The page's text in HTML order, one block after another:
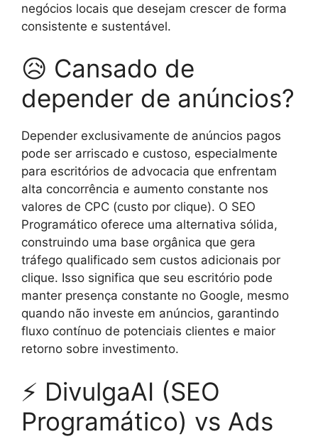
negócios locais que desejam crescer de forma
consistente e sustentável.
😥 Cansado de
depender de anúncios?
Depender exclusivamente de anúncios pagos
pode ser arriscado e custoso, especialmente
para escritórios de advocacia que enfrentam
alta concorrência e aumento constante nos
valores de CPC (custo por clique). O SEO
Programático oferece uma alternativa sólida,
construindo uma base orgânica que gera
tráfego qualificado sem custos adicionais por
clique. Isso significa que seu escritório pode
manter presença constante no Google, mesmo
quando não investe em anúncios, garantindo
fluxo contínuo de potenciais clientes e maior
retorno sobre investimento.
⚡ DivulgaAI (SEO
Programático) vs Ads